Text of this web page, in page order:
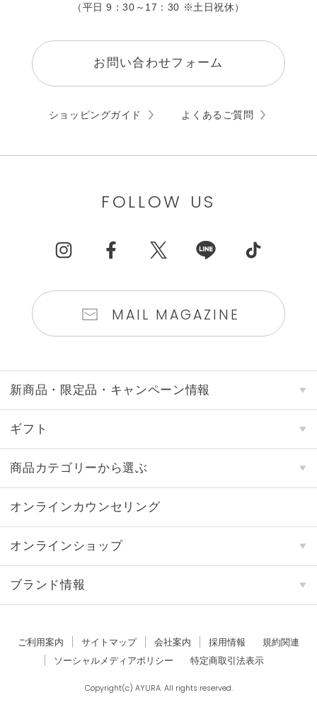
（平日 9：30～17：30 ※土日祝休）
お問い合わせフォーム
ショッピングガイド よくあるご質問
FOLLOW US
MAIL MAGAZINE
新商品・限定品・キャンペーン情報
ギフト
商品カテゴリーから選ぶ
オンラインカウンセリング
オンラインショップ
ブランド情報
ご利用案内 サイトマップ 会社案内 採用情報
規約関連
ソーシャルメディアポリシー
特定商取引法表示
Copyright(c) AYURA. All rights reserved.